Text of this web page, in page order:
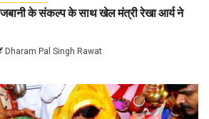
के संकल्प के साथ खेल मंत्री रेखा आर्य ने
Dharam Pal Singh Rawat